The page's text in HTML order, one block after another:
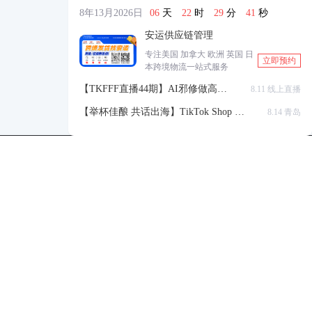
8年13月2026日 06 天 22 时 29 分 40 秒
安运供应链管理
专注美国 加拿大 欧洲 英国 日
本跨境物流一站式服务
立即预约
【TKFFF直播44期】AI邪修做高点
带货视频
8.11 线上直播
【举杯佳酿 共话出海】TikTok Shop 全
8.14 青岛